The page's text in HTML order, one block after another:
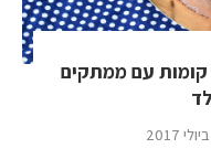
עוגת כוכב – עוגת שוקולד 2 קומות עם ממתקים